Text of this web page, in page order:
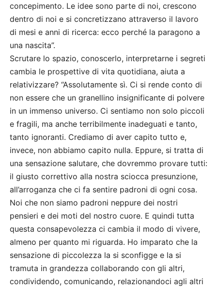
concepimento. Le idee sono parte di noi, crescono
dentro di noi e si concretizzano attraverso il lavoro
di mesi e anni di ricerca: ecco perché la paragono a
una nascita”.
Scrutare lo spazio, conoscerlo, interpretarne i segreti
cambia le prospettive di vita quotidiana, aiuta a
relativizzare? “Assolutamente sì. Ci si rende conto di
non essere che un granellino insignificante di polvere
in un immenso universo. Ci sentiamo non solo piccoli
e fragili, ma anche terribilmente inadeguati e tanto,
tanto ignoranti. Crediamo di aver capito tutto e,
invece, non abbiamo capito nulla. Eppure, si tratta di
una sensazione salutare, che dovremmo provare tutti:
il giusto correttivo alla nostra sciocca presunzione,
all’arroganza che ci fa sentire padroni di ogni cosa.
Noi che non siamo padroni neppure dei nostri
pensieri e dei moti del nostro cuore. E quindi tutta
questa consapevolezza ci cambia il modo di vivere,
almeno per quanto mi riguarda. Ho imparato che la
sensazione di piccolezza la si sconfigge e la si
tramuta in grandezza collaborando con gli altri,
condividendo, comunicando, relazionandoci agli altri